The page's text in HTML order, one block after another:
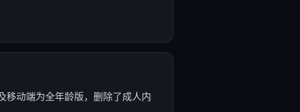
移动端为全年龄版，删除了成人内